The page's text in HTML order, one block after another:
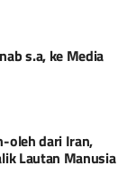
s.a, ke Media
oleh dari Iran,
Lautan Manusia